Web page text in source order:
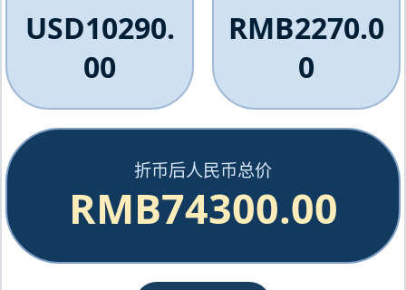
USD10290.
00
RMB2270.0
0
折币后人民币总价
RMB74300.00